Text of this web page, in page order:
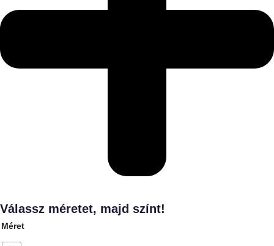
Válassz méretet, majd színt!
Méret